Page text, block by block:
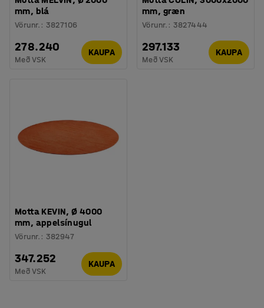
mm, blá
Vörunr. : 3827106
278.240
Með VSK
KAUPA
mm, græn
Vörunr. : 3827444
297.133
Með VSK
KAUPA
Motta KEVIN, Ø 4000
mm, appelsínugul
Vörunr. : 382947
347.252
Með VSK
KAUPA